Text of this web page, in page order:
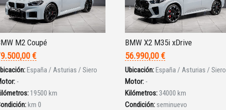
M2 Coupé
€
España / Asturias / Siero
-
19500 km
km 0
BMW X2 M35i xDrive
56.990,00 €
Ubicación:España / Asturias / Siero
Motor: -
Kilómetros: 34000 km
Condición: seminuevo